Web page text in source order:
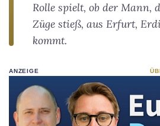
Rolle spielt, ob der Mann,
Züge stieß, aus Erfurt,
kommt.
ANZEIGE